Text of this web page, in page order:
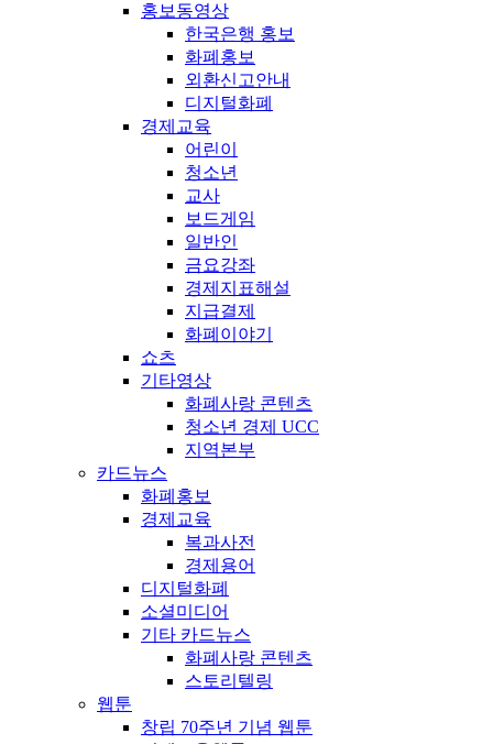
홍보동영상
한국은행 홍보
화폐홍보
외환신고안내
디지털화폐
경제교육
어린이
청소년
교사
보드게임
일반인
금요강좌
경제지표해설
지급결제
화폐이야기
쇼츠
기타영상
화폐사랑 콘텐츠
청소년 경제 UCC
지역본부
카드뉴스
화폐홍보
경제교육
복과사전
경제용어
디지털화폐
소셜미디어
기타 카드뉴스
화폐사랑 콘텐츠
스토리텔링
웹툰
창립 70주년 기념 웹툰